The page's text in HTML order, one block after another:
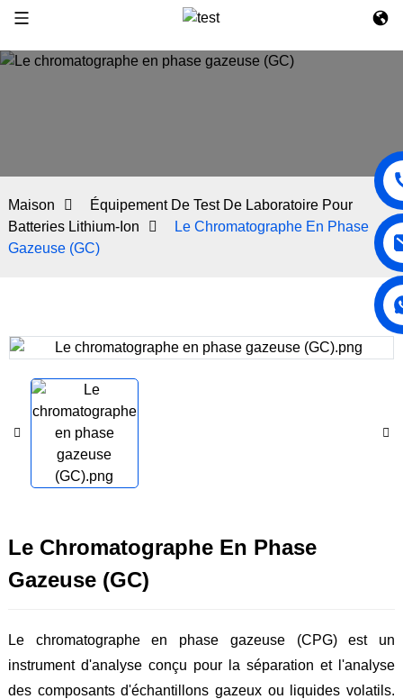
Maison
Équipement De Test De Laboratoire Pour
Batteries Lithium-Ion
Le Chromatographe En Phase
Gazeuse (GC)
Le Chromatographe En Phase
Gazeuse (GC)
Le chromatographe en phase gazeuse (CPG) est un
instrument d'analyse conçu pour la séparation et l'analyse
des composants d'échantillons gazeux ou liquides volatils.